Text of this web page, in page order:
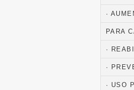
·
PARA
·
·
· USO